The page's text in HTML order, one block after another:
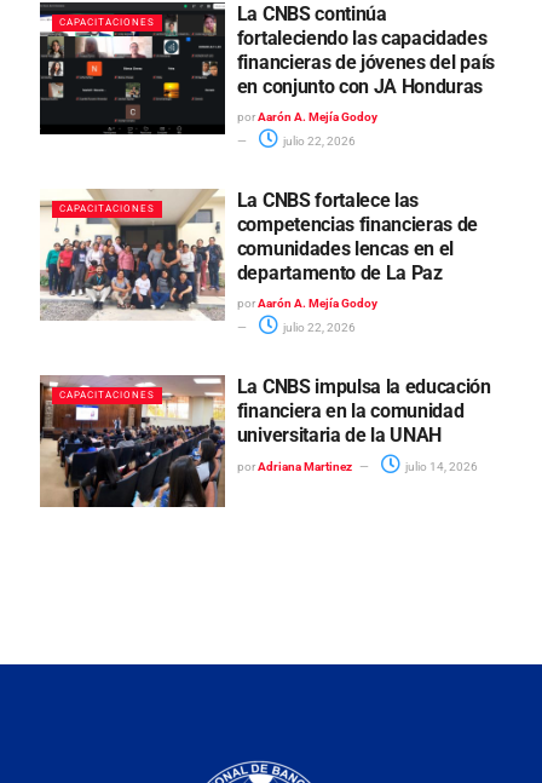
CAPACITACIONES
La CNBS continúa
fortaleciendo las capacidades
financieras de jóvenes del país
en conjunto con JA Honduras
por Aarón A. Mejía Godoy
julio 22, 2026
CAPACITACIONES
La CNBS fortalece las
competencias financieras de
comunidades lencas en el
departamento de La Paz
por Aarón A. Mejía Godoy
julio 22, 2026
CAPACITACIONES
La CNBS impulsa la educación
financiera en la comunidad
universitaria de la UNAH
por Adriana Martinez julio 14, 2026